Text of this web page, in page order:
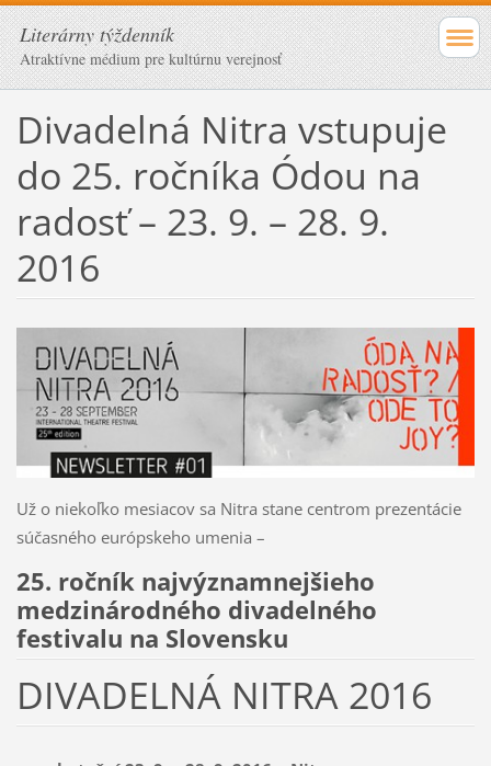
Literárny týždenník
Atraktívne médium pre kultúrnu verejnosť
Divadelná Nitra vstupuje
do 25. ročníka Ódou na
radosť – 23. 9. – 28. 9.
2016
Už o niekoľko mesiacov sa Nitra stane centrom prezentácie
súčasného európskeho umenia –
25. ročník najvýznamnejšieho
medzinárodného divadelného
festivalu na Slovensku
DIVADELNÁ NITRA 2016